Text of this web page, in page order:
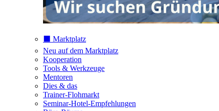
⬛️ Marktplatz
Neu auf dem Marktplatz
Kooperation
Tools & Werkzeuge
Mentoren
Dies & das
Trainer-Flohmarkt
Seminar-Hotel-Empfehlungen